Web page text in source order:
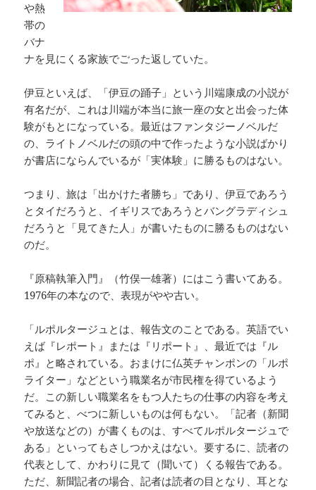
や熱
帯の
バナ
ナを見にくる家族でごった返していた。
伊豆といえば、「伊豆の踊子」という川端康成の小説が
有名だが、これは川端が本当に旅一座の女と出会った体
験がもとになっている。最近はファンタジーノベルだ
の、ライトノベルだの頭の中で作ったような小説ばかり
が書店にならんでいるが「実体験」に勝るものはない。
つまり、旅は「出かけた者勝ち」であり、伊豆であろう
とタイだろうと、イギリスであろうとバングラディシュ
だろうと「見てきた人」が書いたものに勝るものはない
のだ。
『原稿執筆入門』（竹俣一雄著）にはこう書いてある。
1976年の本なので、表現がやや古い。
「ルポルタージュとは、報告文のことである。英語でい
えば『レポート』または『リポート』、最近では『ル
ポ』と略されている。おまけに仏英チャンポンの「ルポ
ライター」などという職業名が市民権を得ているよう
だ。この新しい職業名をもつ人たちの仕事の内容を考え
てみると、べつに新しいものは何もない。「記者（新聞
や放送などの）が書くものは、すべてルポルタージュで
ある」といってもさしつかえはない。要するに、読者の
代表として、かわりに見て（聞いて）くる報告である。
ただ、新聞記者の場合、記者は読者の目となり、耳とな